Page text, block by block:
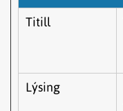
Titill
Lýsing